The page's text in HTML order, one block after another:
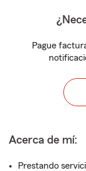
Pague
Acerca de mí:
Prestando